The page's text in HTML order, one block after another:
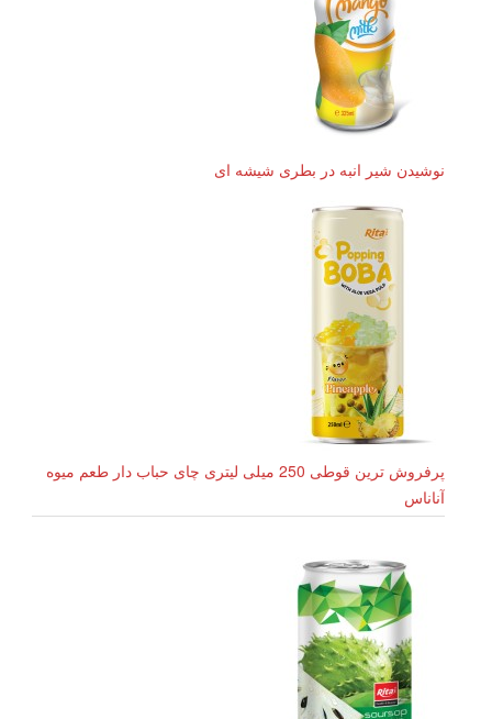
نوشیدن شیر انبه در بطری شیشه ای
پرفروش ترین قوطی 250 میلی لیتری چای حباب دار طعم میوه
آناناس